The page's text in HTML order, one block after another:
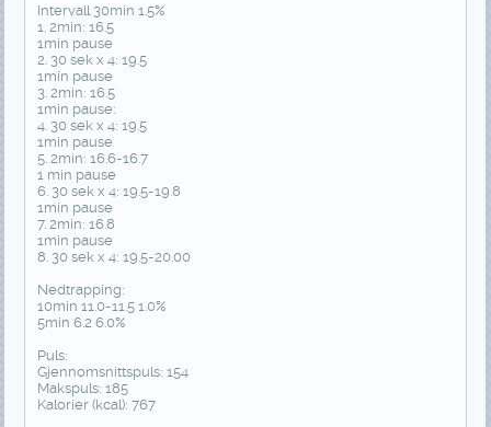
Intervall 30min 1.5%
1. 2min: 16.5
1min pause
2. 30 sek x 4: 19.5
1min pause
3. 2min: 16.5
1min pause:
4. 30 sek x 4: 19.5
1min pause
5. 2min: 16.6-16.7
1 min pause
6. 30 sek x 4: 19.5-19.8
1min pause
7. 2min: 16.8
1min pause
8. 30 sek x 4: 19.5-20.00
Nedtrapping:
10min 11.0-11.5 1.0%
5min 6.2 6.0%
Puls:
Gjennomsnittspuls: 154
Makspuls: 185
Kalorier (kcal): 767